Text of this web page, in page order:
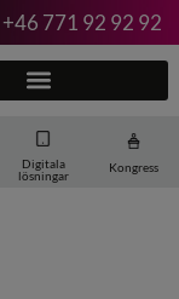
+46 771 92 92 92
Digitala
lösningar
Kongress